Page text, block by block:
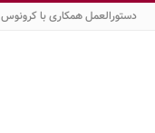
دستورالعمل همکاری با کرونوس